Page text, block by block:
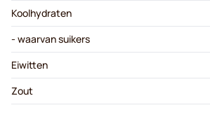
Koolhydraten
- waarvan suikers
Eiwitten
Zout